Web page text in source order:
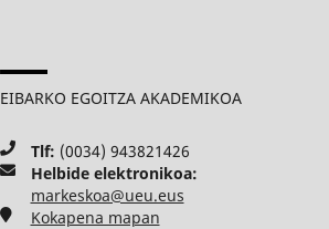
EIBARKO EGOITZA AKADEMIKOA
Tlf: (0034) 943821426
Helbide elektronikoa:
markeskoa@ueu.eus
Kokapena mapan